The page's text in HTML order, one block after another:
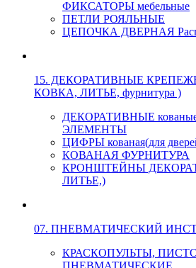
ФИКСАТОРЫ мебельные
ПЕТЛИ РОЯЛЬНЫЕ
ЦЕПОЧКА ДВЕРНАЯ
15. ДЕКОРАТИВНЫЕ
КОВКА, ЛИТЬЕ, фурнитура )
ДЕКОРАТИВНЫЕ
ЭЛЕМЕНТЫ
ЦИФРЫ кованая(для
КОВАНАЯ ФУРНИТУРА
КРОНШТЕЙНЫ
ЛИТЬЕ,)
07. ПНЕВМАТИЧЕСКИЙ
КРАСКОПУЛЬТЫ,
ПНЕВМАТИЧЕСКИЕ